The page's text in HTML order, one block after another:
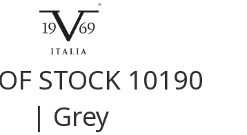
STOCK 10190
| Grey